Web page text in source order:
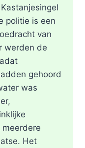
politie is een
van
werden de
gehoord
was
Het